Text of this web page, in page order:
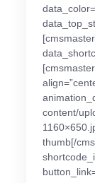
content/
thumb[/